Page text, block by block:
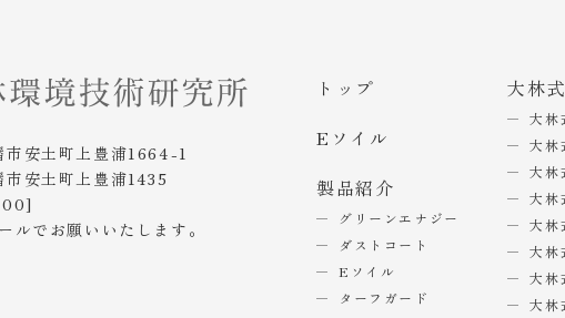
安土町上豊浦1664-1
安土町上豊浦1435
でお願いいたします。
トップ
Eソイル
製品紹介
グリーンエナジー
ダストコート
Eソイル
ターフガード
大林
大林
大林
大林
大林
大林
大林
大林
大林